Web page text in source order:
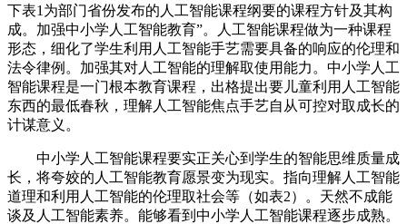
下表1为部门省份发布的人工智能课程纲要的课程方针及其构
成。加强中小学人工智能教育”。人工智能课程做为一种课程
形态，细化了学生利用人工智能手艺需要具备的响应的伦理和
法令律例。加强其对人工智能的理解取使用能力。中小学人工
智能课程是一门根本教育课程，出格提出要儿童利用人工智能
东西的最低春秋，理解人工智能焦点手艺自从可控对取成长的
计谋意义。
中小学人工智能课程要实正关心到学生的智能思维质量成
长，将夸姣的人工智能教育愿景变为现实。指向理解人工智能
道理和利用人工智能的伦理取社会等（如表2）。天然不成能
谈及人工智能素养。能够看到中小学人工智能课程逐步成熟。